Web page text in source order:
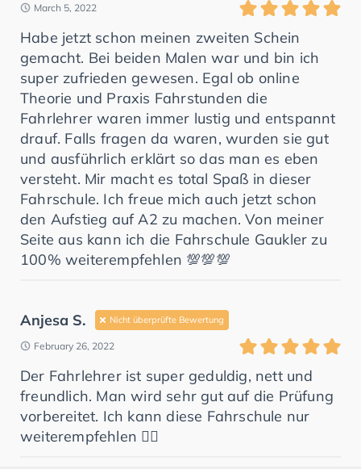
March 5, 2022
Habe jetzt schon meinen zweiten Schein
gemacht. Bei beiden Malen war und bin ich
super zufrieden gewesen. Egal ob online
Theorie und Praxis Fahrstunden die
Fahrlehrer waren immer lustig und entspannt
drauf. Falls fragen da waren, wurden sie gut
und ausführlich erklärt so das man es eben
versteht. Mir macht es total Spaß in dieser
Fahrschule. Ich freue mich auch jetzt schon
den Aufstieg auf A2 zu machen. Von meiner
Seite aus kann ich die Fahrschule Gaukler zu
100% weiterempfehlen 💯💯💯
Anjesa S. Nicht überprüfte Bewertung
February 26, 2022
Der Fahrlehrer ist super geduldig, nett und
freundlich. Man wird sehr gut auf die Prüfung
vorbereitet. Ich kann diese Fahrschule nur
weiterempfehlen 👍🏻